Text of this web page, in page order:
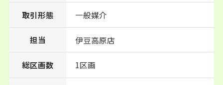
取引形態 一般媒介
担当 伊豆高原店
総区画数 1区画